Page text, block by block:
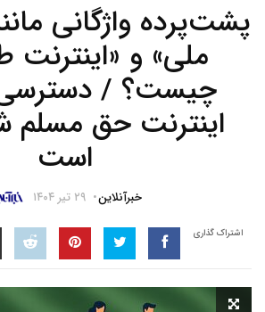
پشت‌پرده واژگانی
ملی» و «اینترنت
چیست؟ / دسترسی
اینترنت حق مسلم
است
خبرآنلاین ۲۹ تیر ۱۴۰۴
اشتراک گذاری